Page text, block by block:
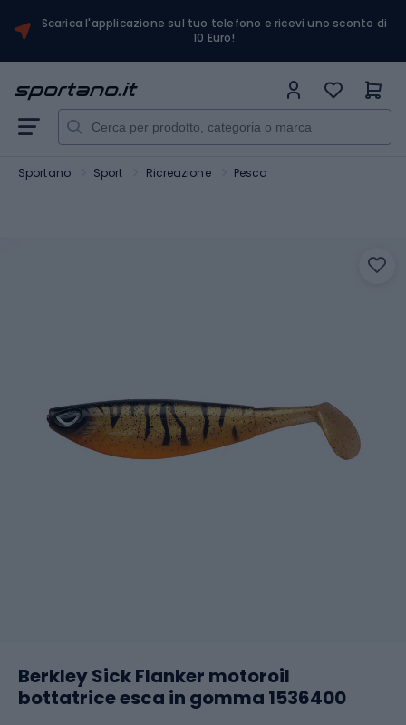
Scarica l'applicazione sul tuo telefono e ricevi uno sconto di
10 Euro!
Sportano Sport Ricreazione Pesca
Berkley Sick Flanker motoroil
bottatrice esca in gomma 1536400